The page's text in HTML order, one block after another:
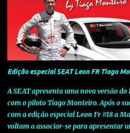
mobilidade baseada na potência para
inteligência. Concebido como um
futuro e otimizado por Inteligência
P7+ combina uma arquitetura
de referência no segmento e grande
respondendo às exigências do
compromisso de longo prazo da
elétrica centrada no utilizador. O novo
pela exclusividade do chip TURING AI,
de capacidade de computaç...
Edição especial SEAT Leon FR Tiago
A SEAT apresenta uma nova versão do
com o piloto Tiago Monteiro. Após o
com a edição especial Leon Fr #18 a
voltam a associar-se para apresentar